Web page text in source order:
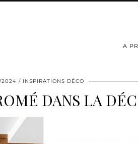
A
2024 INSPIRATIONS DÉCO
DANS LA